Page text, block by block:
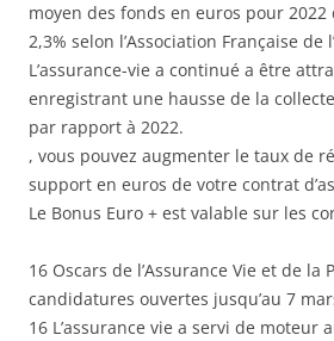
moyen des fonds en euros pour
2,3% selon l’Association Française de
L’assurance-vie a continué a être
enregistrant une hausse de la
par rapport à 2022.
, vous pouvez augmenter le taux de
support en euros de votre contrat
Le Bonus Euro + est valable sur les
16 Oscars de l’Assurance Vie et de la
candidatures ouvertes jusqu’au 7
16 L’assurance vie a servi de moteur